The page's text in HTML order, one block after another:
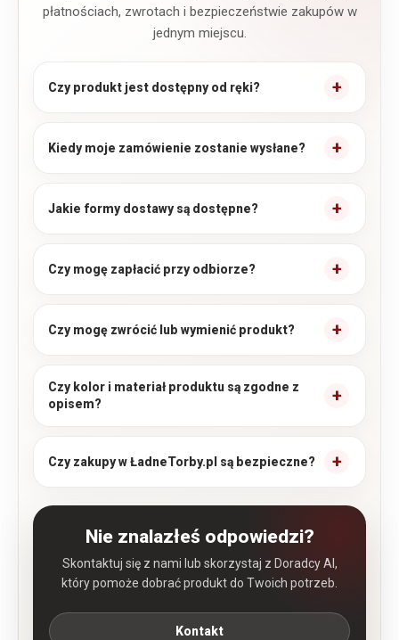
płatnościach, zwrotach i bezpieczeństwie zakupów w
jednym miejscu.
Czy produkt jest dostępny od ręki?
Kiedy moje zamówienie zostanie wysłane?
Jakie formy dostawy są dostępne?
Czy mogę zapłacić przy odbiorze?
Czy mogę zwrócić lub wymienić produkt?
Czy kolor i materiał produktu są zgodne z
opisem?
Czy zakupy w ŁadneTorby.pl są bezpieczne?
Nie znalazłeś odpowiedzi?
Skontaktuj się z nami lub skorzystaj z Doradcy AI,
który pomoże dobrać produkt do Twoich potrzeb.
Kontakt